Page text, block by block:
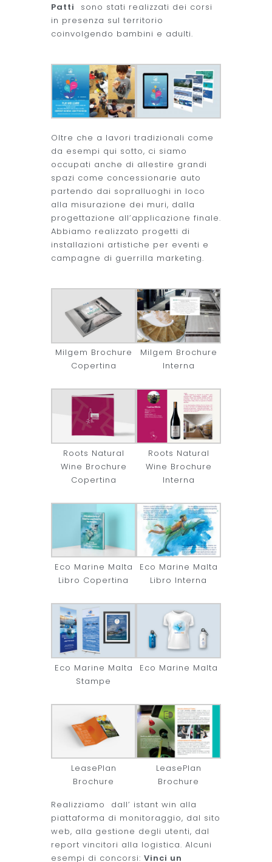
Patti
sono stati realizzati dei corsi
in presenza sul territorio
coinvolgendo bambini e adulti.
Oltre che a lavori tradizionali come
da esempi qui sotto, ci siamo
occupati anche di allestire grandi
spazi come concessionarie auto
partendo dai sopralluoghi in loco
alla misurazione dei muri, dalla
progettazione all’applicazione finale.
Abbiamo realizzato progetti di
installazioni artistiche per eventi e
campagne di guerrilla marketing.
Milgem Brochure
Copertina
Milgem Brochure
Interna
Roots Natural
Wine Brochure
Copertina
Roots Natural
Wine Brochure
Interna
Eco Marine Malta
Libro Copertina
Eco Marine Malta
Libro Interna
Eco Marine Malta
Stampe
Eco Marine Malta
LeasePlan
Brochure
LeasePlan
Brochure
Realizziamo dall’ istant win alla
piattaforma di monitoraggio, dal sito
web, alla gestione degli utenti, dal
report vincitori alla logistica. Alcuni
esempi di concorsi: Vinci un